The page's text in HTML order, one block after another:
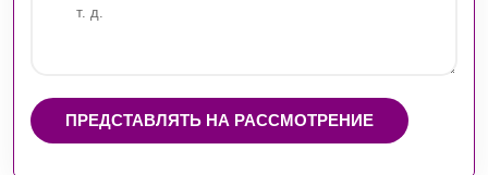
ПРЕДСТАВЛЯТЬ НА РАССМОТРЕНИЕ